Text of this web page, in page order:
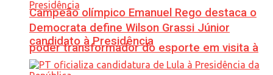
Campeão olímpico Emanuel Rego destaca o
poder transformador do esporte em visita à
Democrata define Wilson Grassi Júnior
candidato à Presidência